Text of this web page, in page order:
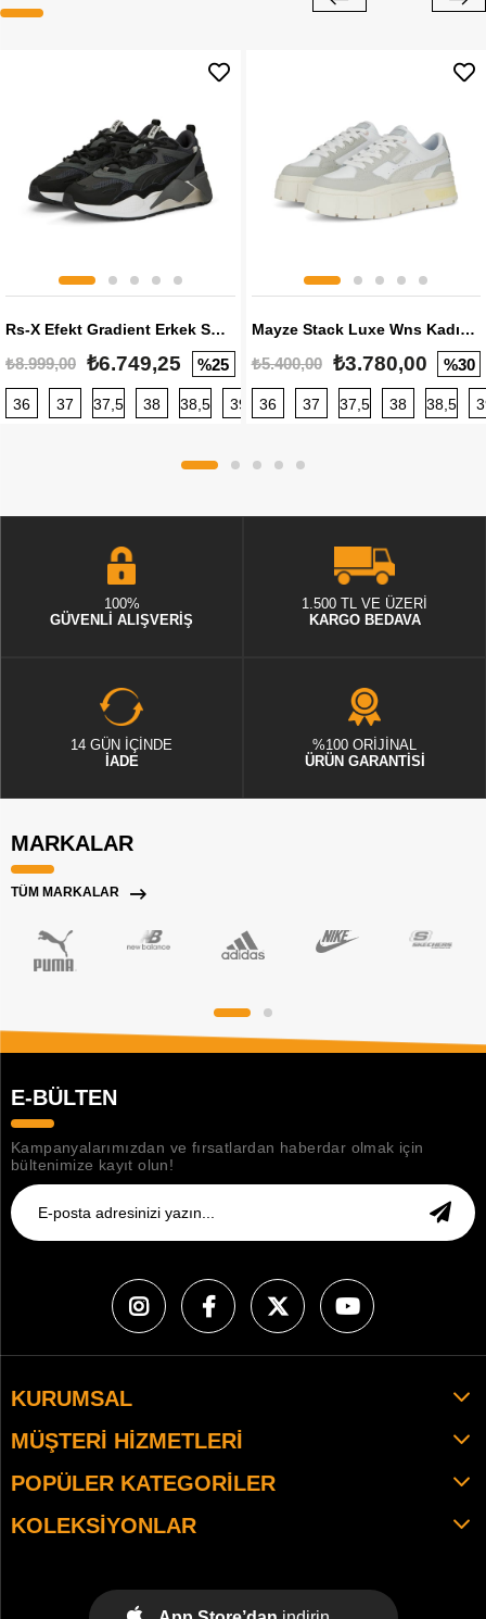
Rs-X Efekt Gradient Erkek Sneaker
₺8.999,00 ₺6.749,25 %25
36 37 37,5 38 38,5 39 40 40,5 41 42 42,5
Mayze Stack Luxe Wns Kadın Sneaker
₺5.400,00 ₺3.780,00 %30
36 37 37,5 38 38,5
100%
GÜVENLİ ALIŞVERİŞ
1.500 TL VE ÜZERİ
KARGO BEDAVA
14 GÜN İÇİNDE
İADE
%100 ORİJİNAL
ÜRÜN GARANTİSİ
MARKALAR
TÜM MARKALAR
E-BÜLTEN
Kampanyalarımızdan ve fırsatlardan haberdar olmak için
bültenimize kayıt olun!
KURUMSAL
MÜŞTERI HIZMETLERI
POPÜLER KATEGORILER
KOLEKSIYONLAR